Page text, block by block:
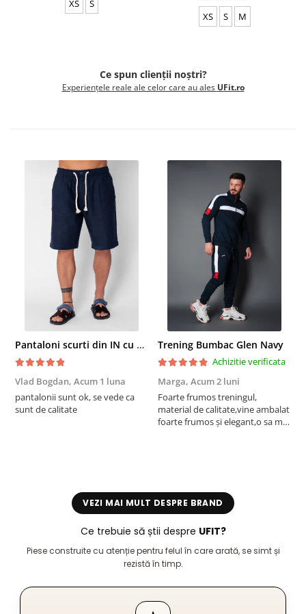
XS S
XS S M
Ce spun clienții noștri?
Experiențele reale ale celor care au ales UFit.ro
Pantaloni scurti din IN cu nasture si snur Navy
Vlad Bogdan, Acum 1 luna
pantalonii sunt ok, se vede ca
sunt de calitate
Trening Bumbac Glen Navy
Achizitie verificata
Marga, Acum 2 luni
Foarte frumos treningul,
material de calitate,vine ambalat
foarte frumos și elegant,o sa mai
VEZI MAI MULT DESPRE BRAND
Ce trebuie să știi despre UFIT?
Piese construite cu atenție pentru felul în care arată, se simt și
rezistă în timp.